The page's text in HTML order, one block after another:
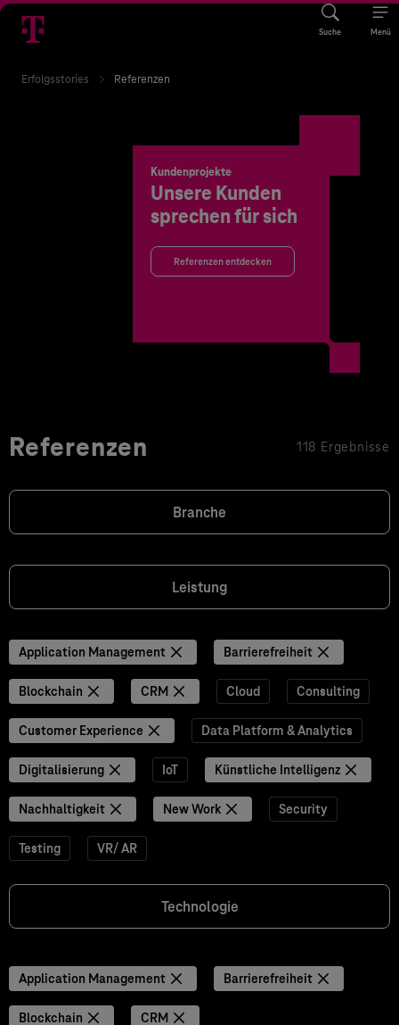
Suche Menü
Erfolgsstories Referenzen
Kundenprojekte
Unsere Kunden
sprechen für sich
Referenzen entdecken
Referenzen 118 Ergebnisse
Branche
Leistung
Application Management Barrierefreiheit
Blockchain CRM Cloud Consulting
Customer Experience Data Platform & Analytics
Digitalisierung IoT Künstliche Intelligenz
Nachhaltigkeit New Work Security
Testing VR/ AR
Technologie
Application Management Barrierefreiheit
Blockchain CRM